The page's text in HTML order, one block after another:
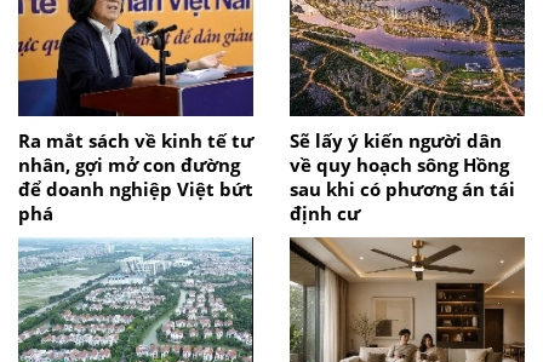
Ra mắt sách về kinh tế tư
nhân, gợi mở con đường
để doanh nghiệp Việt bứt
phá
Sẽ lấy ý kiến người dân
về quy hoạch sông Hồng
sau khi có phương án tái
định cư